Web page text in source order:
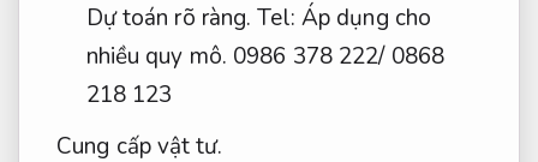
Dự toán rõ ràng. Tel: Áp dụng cho
nhiều quy mô. 0986 378 222/ 0868
218 123
Cung cấp vật tư.